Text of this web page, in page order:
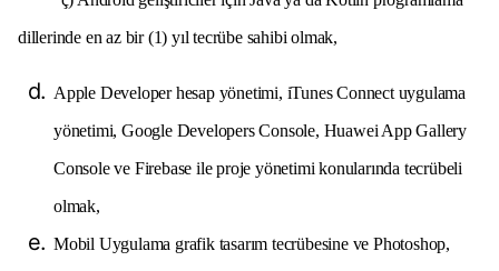
dillerinde en az bir (1) yıl tecrübe sahibi olmak,
Apple Developer hesap yönetimi, iTunes Connect uygulama
yönetimi, Google Developers Console, Huawei App Gallery
Console ve Firebase ile proje yönetimi konularında tecrübeli
olmak,
Mobil Uygulama grafik tasarım tecrübesine ve Photoshop,